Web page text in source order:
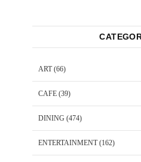
ART(66)
CAFE (39)
DINING (474)
ENTERTAINMENT(162)